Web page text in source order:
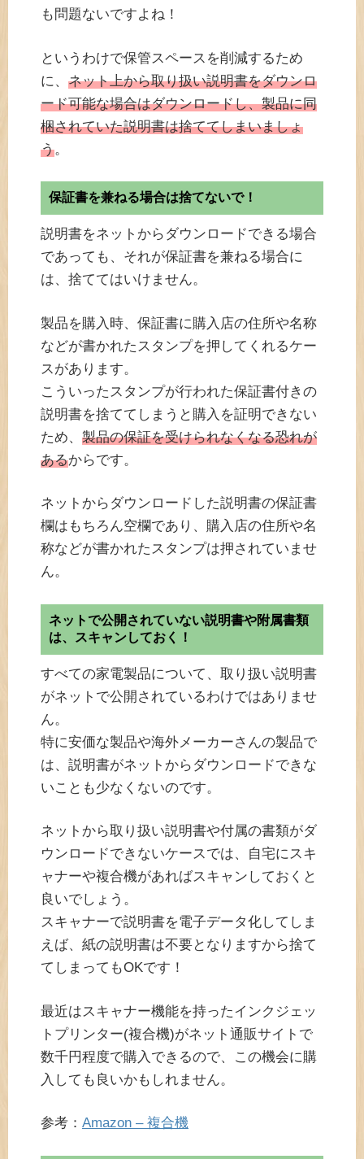
も問題ないですよね！
というわけで保管スペースを削減するため
に、 ネット上から取り扱い説明書をダウンロ
ード可能な場合はダウンロードし、製品に同
梱されていた説明書は捨ててしまいましょ
う。
保証書を兼ねる場合は捨てないで！
説明書をネットからダウンロードできる場合
であっても、それが保証書を兼ねる場合に
は、捨ててはいけません。
製品を購入時、保証書に購入店の住所や名称
などが書かれたスタンプを押してくれるケー
スがあります。
こういったスタンプが行われた保証書付きの
説明書を捨ててしまうと購入を証明できない
ため、 製品の保証を受けられなくなる恐れが
あるからです。
ネットからダウンロードした説明書の保証書
欄はもちろん空欄であり、購入店の住所や名
称などが書かれたスタンプは押されていませ
ん。
ネットで公開されていない説明書や附属書類
は、スキャンしておく！
すべての家電製品について、取り扱い説明書
がネットで公開されているわけではありませ
ん。
特に安価な製品や海外メーカーさんの製品で
は、説明書がネットからダウンロードできな
いことも少なくないのです。
ネットから取り扱い説明書や付属の書類がダ
ウンロードできないケースでは、自宅にスキ
ャナーや複合機があればスキャンしておくと
良いでしょう。
スキャナーで説明書を電子データ化してしま
えば、紙の説明書は不要となりますから捨て
てしまってもOKです！
最近はスキャナー機能を持ったインクジェッ
トプリンター(複合機)がネット通販サイトで
数千円程度で購入できるので、この機会に購
入しても良いかもしれません。
参考： Amazon – 複合機